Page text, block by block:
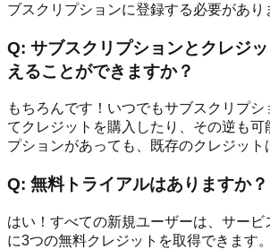
ブスクリプションに登録する必要があり
Q: サブスクリプションとクレジ
えることができますか？
もちろんです！いつでもサブスクリプシ
てクレジットを購入したり、その逆も可
プションがあっても、既存のクレジット
Q: 無料トライアルはありますか？
はい！すべての新規ユーザーは、サービ
に3つの無料クレジットを取得できます